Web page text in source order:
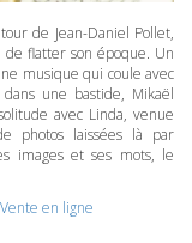
de Jean-Daniel Pollet,
flatter son époque. Un
musique qui coule avec
une bastide, Mikaël
avec Linda, venue
photos laissées là par
images et ses mots, le
Vente en ligne